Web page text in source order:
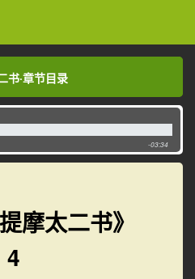
二书·章节目录
书·章节目录
-03:34
摩太二书》
4